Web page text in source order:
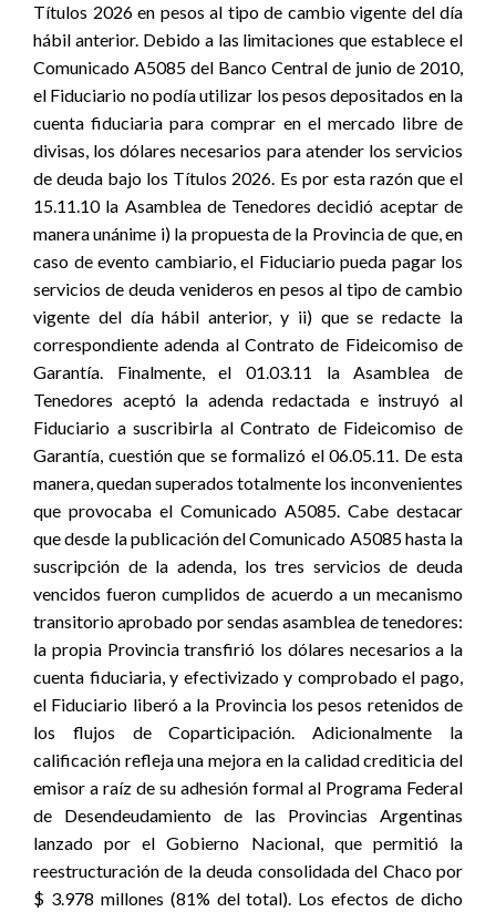
Títulos 2026 en pesos al tipo de cambio vigente del día
hábil anterior. Debido a las limitaciones que establece el
Comunicado A5085 del Banco Central de junio de 2010,
el Fiduciario no podía utilizar los pesos depositados en la
cuenta fiduciaria para comprar en el mercado libre de
divisas, los dólares necesarios para atender los servicios
de deuda bajo los Títulos 2026. Es por esta razón que el
15.11.10 la Asamblea de Tenedores decidió aceptar de
manera unánime i) la propuesta de la Provincia de que, en
caso de evento cambiario, el Fiduciario pueda pagar los
servicios de deuda venideros en pesos al tipo de cambio
vigente del día hábil anterior, y ii) que se redacte la
correspondiente adenda al Contrato de Fideicomiso de
Garantía. Finalmente, el 01.03.11 la Asamblea de
Tenedores aceptó la adenda redactada e instruyó al
Fiduciario a suscribirla al Contrato de Fideicomiso de
Garantía, cuestión que se formalizó el 06.05.11. De esta
manera, quedan superados totalmente los inconvenientes
que provocaba el Comunicado A5085. Cabe destacar
que desde la publicación del Comunicado A5085 hasta la
suscripción de la adenda, los tres servicios de deuda
vencidos fueron cumplidos de acuerdo a un mecanismo
transitorio aprobado por sendas asamblea de tenedores:
la propia Provincia transfirió los dólares necesarios a la
cuenta fiduciaria, y efectivizado y comprobado el pago,
el Fiduciario liberó a la Provincia los pesos retenidos de
los flujos de Coparticipación. Adicionalmente la
calificación refleja una mejora en la calidad crediticia del
emisor a raíz de su adhesión formal al Programa Federal
de Desendeudamiento de las Provincias Argentinas
lanzado por el Gobierno Nacional, que permitió la
reestructuración de la deuda consolidada del Chaco por
$ 3.978 millones (81% del total). Los efectos de dicho